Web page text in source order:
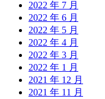
2022 年 7 月
2022 年 6 月
2022 年 5 月
2022 年 4 月
2022 年 3 月
2022 年 1 月
2021 年 12 月
2021 年 11 月